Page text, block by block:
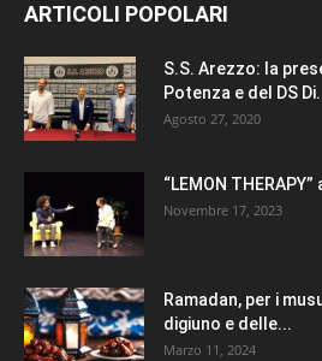
ARTICOLI POPOLARI
S.S. Arezzo: la
Potenza e del DS
Agosto 27, 2020
“LEMON
Novembre 17, 2023
Ramadan, per i
digiuno e delle...
Marzo 11, 2024